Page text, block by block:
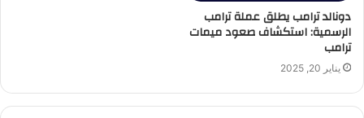
دونالد ترامب يطلق عملة ترامب
الرسمية: استكشاف صعود ميمات
ترامب
يناير 20, 2025